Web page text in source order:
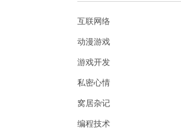
互联网络
动漫游戏
游戏开发
私密心情
窝居杂记
编程技术